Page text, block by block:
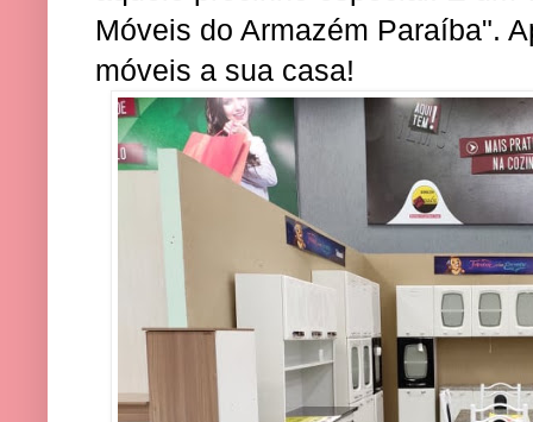
Móveis do Armazém Paraíba".
móveis a sua casa!